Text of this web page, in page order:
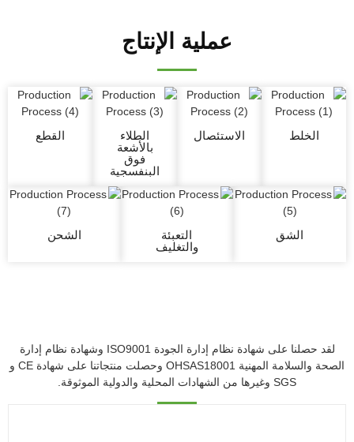
عملية الإنتاج
الخلط الاستئصال
الطلاء
بالأشعة
فوق
البنفسجية
القطع
الشق
التعبئة
والتغليف
الشحن
لقد حصلنا على شهادة نظام إدارة الجودة ISO9001 وشهادة نظام إدارة
الصحة والسلامة المهنية OHSAS18001 وحصلت منتجاتنا على شهادة CE و
SGS وغيرها من الشهادات المحلية والدولية الموثوقة.